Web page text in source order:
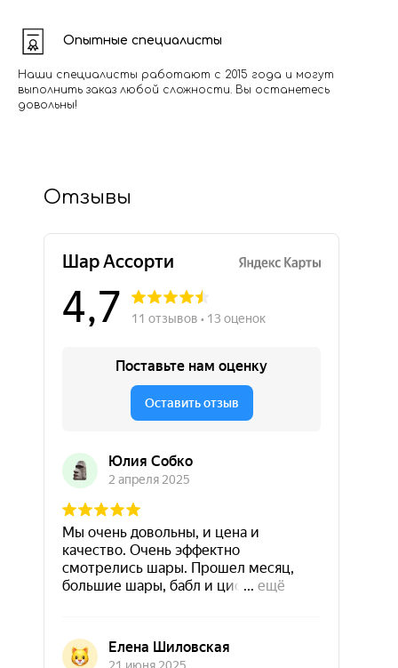
Опытные специалисты
Наши специалисты работают с 2015 года и могут
выполнить заказ любой сложности. Вы останетесь
довольны!
Отзывы